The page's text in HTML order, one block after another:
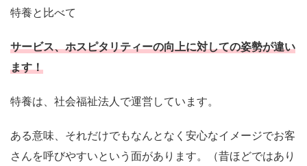
特養と比べて
サービス、ホスピタリティーの向上に対しての姿勢が違い
ます！
特養は、社会福祉法人で運営しています。
ある意味、それだけでもなんとなく安心なイメージでお客
さんを呼びやすいという面があります。（昔ほどではあり